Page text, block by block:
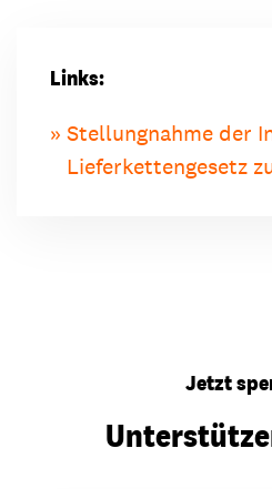
Links:
Stellungnahme der
Lieferkettengesetz
Jetzt